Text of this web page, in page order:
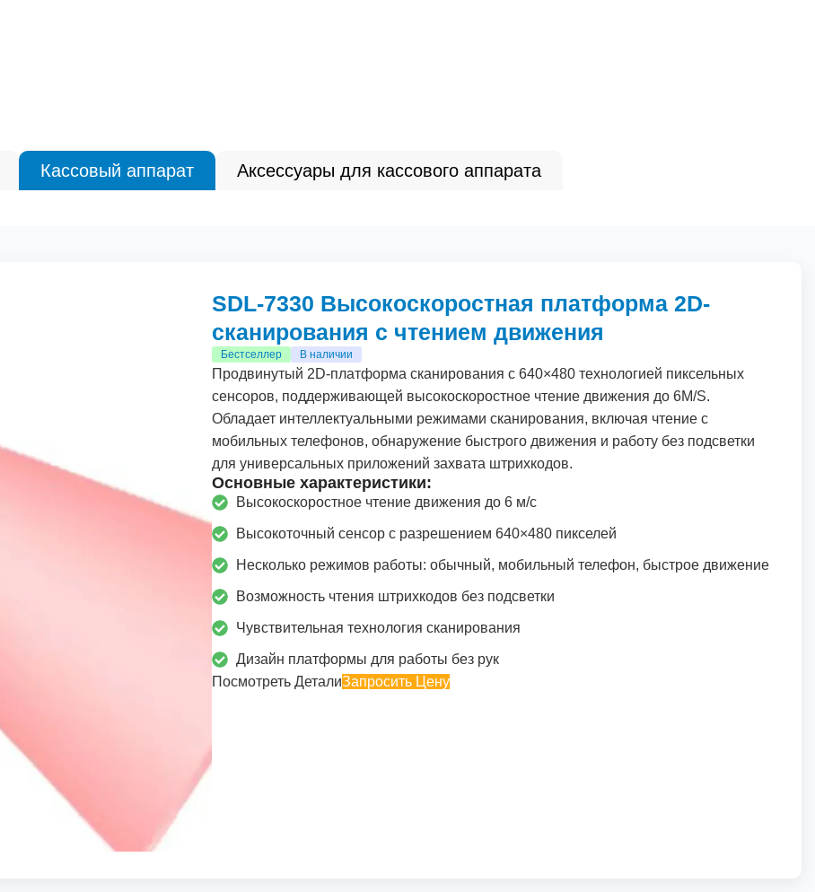
Кассовый аппарат Аксессуары для кассового аппарата
SDL-7330 Высокоскоростная платформа 2D-
сканирования с чтением движения
Бестселлер В наличии
Продвинутый 2D-платформа сканирования с 640×480технологией пиксельных
сенсоров, поддерживающей высокоскоростное чтение движения до 6M/S.
Обладает интеллектуальными режимами сканирования, включая чтение с
мобильных телефонов, обнаружение быстрого движения и работу без подсветки
для универсальных приложений захвата штрихкодов.
Основные характеристики:
Высокоскоростное чтение движения до 6 м/с
Высокоточный сенсор с разрешением 640×480 пикселей
Несколько режимов работы: обычный, мобильный телефон, быстрое движение
Возможность чтения штрихкодов без подсветки
Чувствительная технология сканирования
Дизайн платформы для работы без рук
Посмотреть ДеталиЗапросить Цену